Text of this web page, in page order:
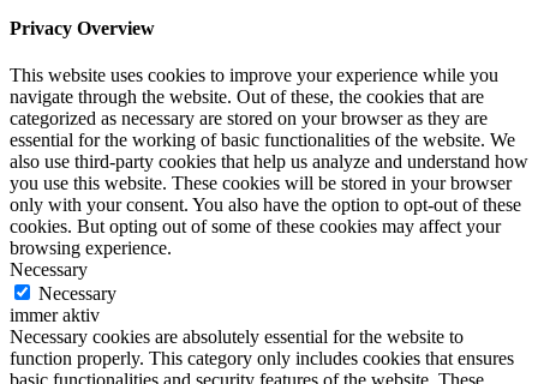
Privacy Overview
This website uses cookies to improve your experience while you
navigate through the website. Out of these, the cookies that are
categorized as necessary are stored on your browser as they are
essential for the working of basic functionalities of the website. We
also use third-party cookies that help us analyze and understand how
you use this website. These cookies will be stored in your browser
only with your consent. You also have the option to opt-out of these
cookies. But opting out of some of these cookies may affect your
browsing experience.
Necessary
Necessary
immer aktiv
Necessary cookies are absolutely essential for the website to
function properly. This category only includes cookies that ensures
basic functionalities and security features of the website. These